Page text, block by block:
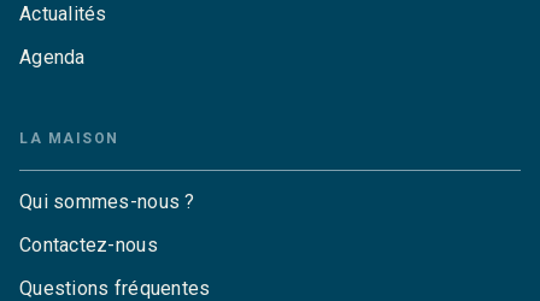
Actualités
Agenda
LA MAISON
Qui sommes-nous ?
Contactez-nous
Questions fréquentes